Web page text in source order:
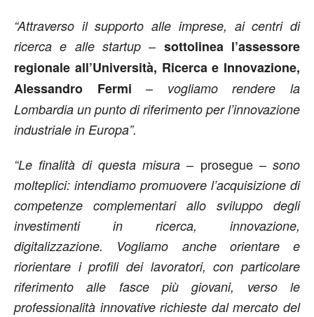
“Attraverso il supporto alle imprese, ai centri di
ricerca e alle startup – sottolinea l’assessore
regionale all’Università, Ricerca e Innovazione,
Alessandro Fermi– vogliamo rendere la
Lombardia un punto di riferimento per l’innovazione
industriale in Europa”.
“Le finalità di questa misura – prosegue – sono
molteplici: intendiamo promuovere l’acquisizione di
competenze complementari allo sviluppo degli
investimenti in ricerca, innovazione,
digitalizzazione. Vogliamo anche orientare e
riorientare i profili dei lavoratori, con particolare
riferimento alle fasce più giovani, verso le
professionalità innovative richieste dal mercato del